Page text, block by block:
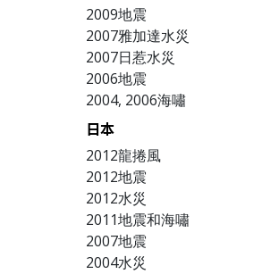
2009地震
2007雅加達水災
2007日惹水災
2006地震
2004, 2006海嘯
日本
2012龍捲風
2012地震
2012水災
2011地震和海嘯
2007地震
2004水災